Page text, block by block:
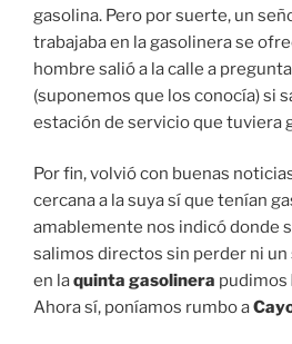
gasolina. Pero por suerte, un
trabajaba en la gasolinera se
hombre salió a la calle a
(suponemos que los conocía) si
estación de servicio que tuviera
Por fin, volvió con buenas
cercana a la suya sí que tenían
amablemente nos indicó donde
salimos directos sin perder ni un
en laquinta gasolinera pudimos
Ahora sí, poníamos rumbo a